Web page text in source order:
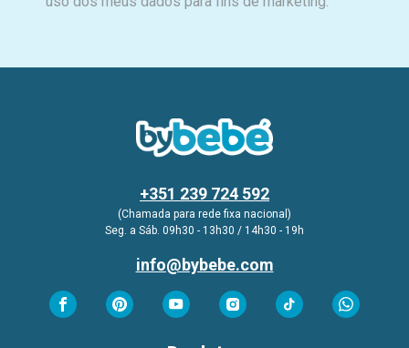
+351 239 724 592
(Chamada para rede fixa nacional)
Seg. a Sáb. 09h30 - 13h30 / 14h30 - 19h
info@bybebe.com